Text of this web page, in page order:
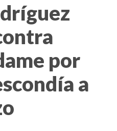
por
a